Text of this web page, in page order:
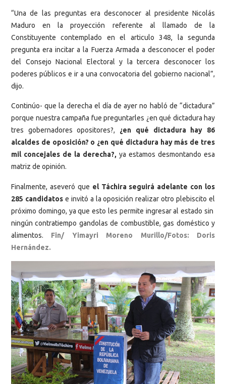
“Una de las preguntas era desconocer al presidente Nicolás
Maduro en la proyección referente al llamado de la
Constituyente contemplado en el articulo 348, la segunda
pregunta era incitar a la Fuerza Armada a desconocer el poder
del Consejo Nacional Electoral y la tercera desconocer los
poderes públicos e ir a una convocatoria del gobierno nacional”,
dijo.
Continúo- que la derecha el día de ayer no habló de “dictadura”
porque nuestra campaña fue preguntarles ¿en qué dictadura hay
tres gobernadores opositores?, ¿en qué dictadura hay 86
alcaldes de oposición? o ¿en qué dictadura hay más de tres
mil concejales de la derecha?, ya estamos desmontando esa
matriz de opinión.
Finalmente, aseveró que el Táchira seguirá adelante con los
285 candidatose invitó a la oposición realizar otro plebiscito el
próximo domingo, ya que esto les permite ingresar al estado sin
ningún contratiempo gandolas de combustible, gas doméstico y
alimentos. Fin/ Yimayri Moreno Murillo/Fotos: Doris
Hernández.